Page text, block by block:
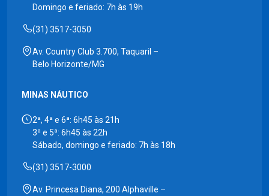
Domingo e feriado: 7h às 19h
(31) 3517-3050
Av. Country Club 3.700, Taquaril –
Belo Horizonte/MG
MINAS NÁUTICO
2ª, 4ª e 6ª: 6h45 às 21h
3ª e 5ª: 6h45 às 22h
Sábado, domingo e feriado: 7h às 18h
(31) 3517-3000
Av. Princesa Diana, 200 Alphaville –